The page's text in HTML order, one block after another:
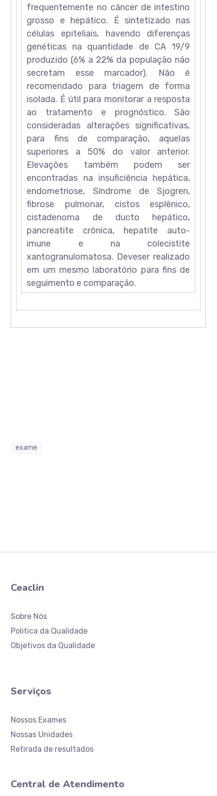
frequentemente no câncer de intestino
grosso e hepático. É sintetizado nas
células epiteliais, havendo diferenças
genéticas na quantidade de CA 19/9
produzido (6% a 22% da população não
secretam esse marcador). Não é
recomendado para triagem de forma
isolada. É útil para monitorar a resposta
ao tratamento e prognóstico. São
consideradas alterações significativas,
para fins de comparação, aquelas
superiores a 50% do valor anterior.
Elevações também podem ser
encontradas na insuficiência hepática,
endometriose, Síndrome de Sjogren,
fibrose pulmonar, cistos esplênico,
cistadenoma de ducto hepático,
pancreatite crônica, hepatite auto-
imune e na colecistite
xantogranulomatosa. Deveser realizado
em um mesmo laboratório para fins de
seguimento e comparação.
exame
Ceaclin
Sobre Nós
Politica da Qualidade
Objetivos da Qualidade
Serviços
Nossos Exames
Nossas Unidades
Retirada de resultados
Central de Atendimento